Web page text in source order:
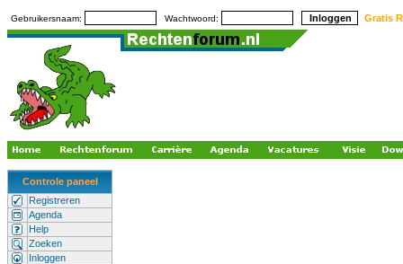
Gebruikersnaam: Wachtwoord: Gratis
Controle paneel
Registreren
Agenda
Help
Zoeken
Inloggen